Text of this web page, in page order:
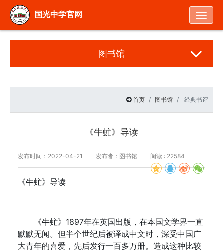
国光中学官网
图书馆
首页 图书馆 经典书评
《牛虻》导读
发布时间：2022-04-21 发布者：图书馆 阅读 : 22584
《牛虻》导读
《牛虻》1897年在英国出版，在本国文学界一直
默默无闻。但半个世纪后被译成中文时，深受中国广
大青年的喜爱，先后发行一百多万册。造成这种比较